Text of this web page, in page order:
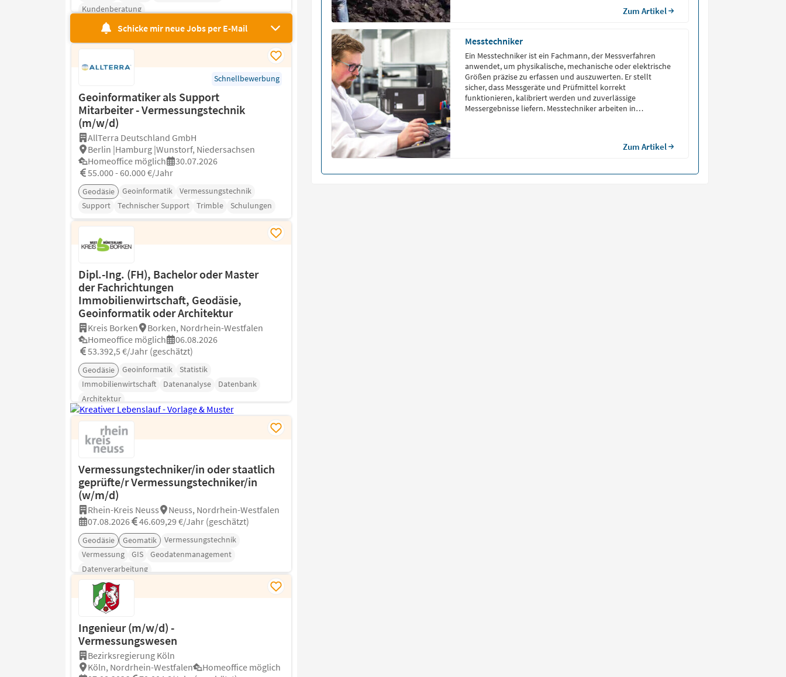
Kundenberatung
Schicke mir neue Jobs per E-Mail
Schnellbewerbung
Geoinformatiker als Support
Mitarbeiter - Vermessungstechnik
(m/w/d)
AllTerra Deutschland GmbH
Berlin |Hamburg |Wunstorf, Niedersachsen
Homeoffice möglich
30.07.2026
55.000 - 60.000 €/Jahr
Geodäsie Geoinformatik
Vermessungstechnik
Support
Technischer Support Trimble Schulungen
Dipl.-Ing. (FH), Bachelor oder Master
der Fachrichtungen
Immobilienwirtschaft, Geodäsie,
Geoinformatik oder Architektur
Kreis Borken
Borken, Nordrhein-Westfalen
Homeoffice möglich
06.08.2026
53.392,5 €/Jahr (geschätzt)
Geodäsie Geoinformatik
Statistik
Immobilienwirtschaft
Datenanalyse
Datenbank
Architektur
Vermessungstechniker/in oder staatlich
geprüfte/r Vermessungstechniker/in
(w/m/d)
Rhein-Kreis Neuss
Neuss, Nordrhein-Westfalen
07.08.2026
46.609,29 €/Jahr (geschätzt)
Geodäsie Geomatik
Vermessungstechnik
Vermessung
GIS
Geodatenmanagement
Datenverarbeitung
Ingenieur (m/w/d) -
Vermessungswesen
Bezirksregierung Köln
Köln, Nordrhein-Westfalen
Homeoffice möglich
Zum Artikel
Messtechniker
Ein Messtechniker ist ein Fachmann, der Messverfahren
anwendet, um physikalische, mechanische oder elektrische
Größen präzise zu erfassen und auszuwerten. Er stellt
sicher, dass Messgeräte und Prüfmittel korrekt
funktionieren, kalibriert werden und zuverlässige
Messergebnisse liefern. Messtechniker arbeiten in
Zum Artikel